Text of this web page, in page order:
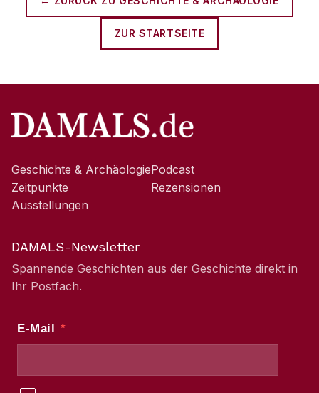
ZUR STARTSEITE
Geschichte & Archäologie
Zeitpunkte
Ausstellungen
Podcast
Rezensionen
DAMALS-Newsletter
Spannende Geschichten aus der Geschichte direkt in
Ihr Postfach.